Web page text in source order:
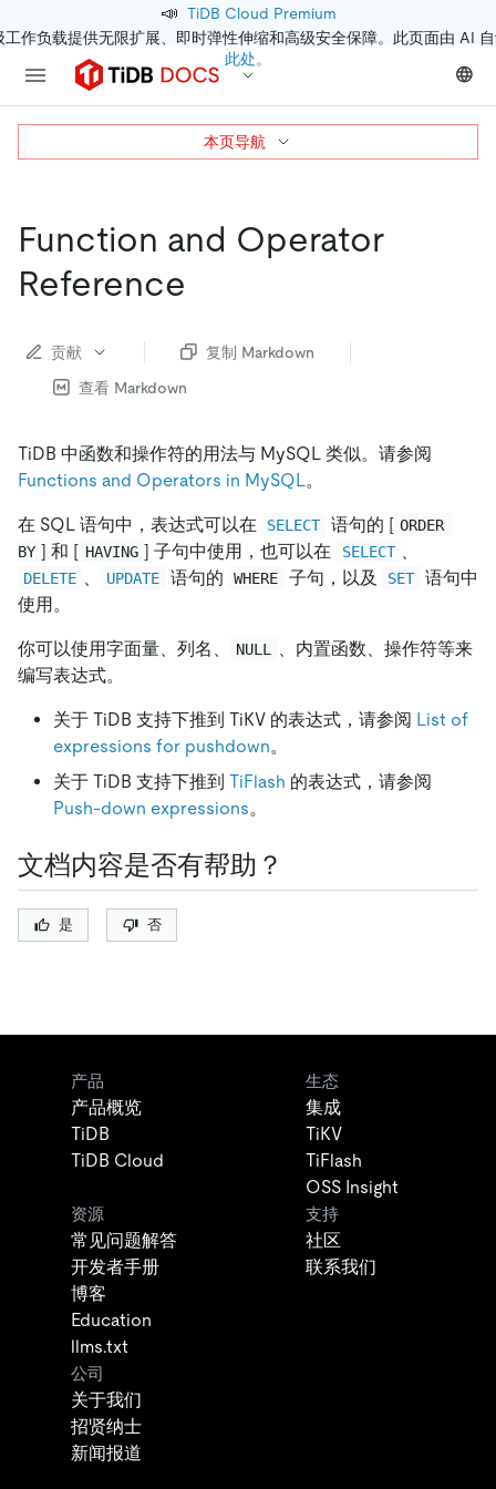
📣 TiDB Cloud Premium
作负载提供无限扩展、即时弹性伸缩和高级安全保障。此页面由 AI
此处。
Function and Operator
Reference
贡献
复制 Markdown
查看 Markdown
TiDB 中函数和操作符的用法与 MySQL 类似。请参阅
Functions and Operators in MySQL。
在 SQL 语句中，表达式可以在 SELECT 语句的 [ ORDER
BY ] 和 [ HAVING ] 子句中使用，也可以在 SELECT
DELETE UPDATE 语句的 WHERE 子句，以及 SET
语句中
使用。
你可以使用字面量、列名、 NULL
、内置函数、操作符等来
编写表达式。
关于 TiDB 支持下推到 TiKV 的表达式，请参阅 List of
expressions for pushdown。
关于 TiDB 支持下推到 TiFlash 的表达式，请参阅
Push-down expressions。
文档内容是否有帮助？
是 否
本页导航
产品
产品概览
TiDB
TiDB Cloud
生态
集成
TiKV
TiFlash
OSS Insight
资源
常见问题解答
开发者手册
博客
Education
llms.txt
支持
社区
联系我们
公司
关于我们
招贤纳士
新闻报道